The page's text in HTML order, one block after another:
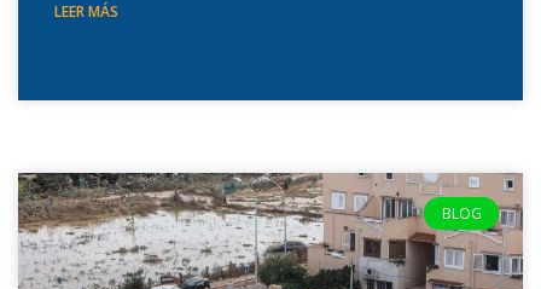
LEER MÁS
BLOG